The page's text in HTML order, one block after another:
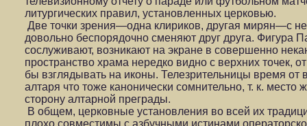
литургических правил, установленных церковью.
Две точки зрения—одна клириков, другая мирян—с
довольно беспорядочно сменяют друг друга. Фигура
сослуживают, возникают на экране в совершенно
пространство храма нередко видно с верхних точек,
бы взглядывать на иконы. Телезрительницы время
алтаря что тоже канонически сомнительно, т. к.
сторону алтарной преграды.
В общем, церковные установления во всей их
плохо совместимы с азбучными истинами